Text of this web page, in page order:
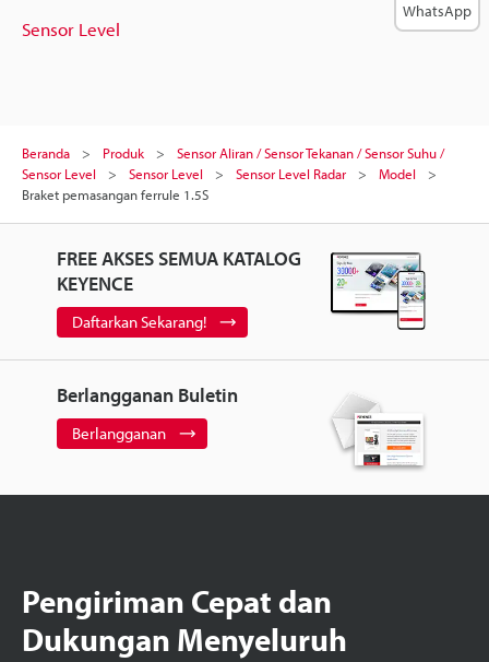
Sensor Level
Beranda Produk
Sensor Aliran / Sensor Tekanan / Sensor Suhu /
Sensor Level
Sensor Level Sensor Level Radar
Model
Braket pemasangan ferrule 1.5S
FREE AKSES SEMUA KATALOG
KEYENCE
Daftarkan Sekarang!
Berlangganan Buletin
Berlangganan
Pengiriman Cepat dan
Dukungan Menyeluruh
WhatsApp